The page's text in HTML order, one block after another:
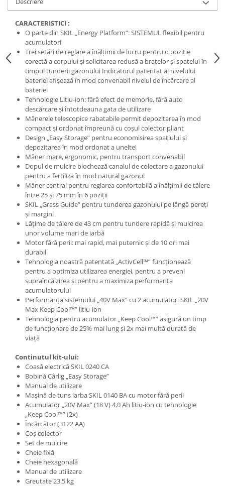
CARACTERISTICI :
O parte din SKIL „Energy Platform”: SISTEMUL flexibil pentru
acumulatori
Trei setări de reglare a înălţimii de lucru pentru o poziţie
corectă a corpului şi solicitarea redusă a braţelor şi spatelui în
timpul tunderii gazonului Indicatorul patentat al nivelului
bateriei afişează în mod convenabil nivelul de încărcare al
bateriei
Tehnologie Litiu-ion: fără efect de memorie, fără auto
descărcare şi întotdeauna gata de utilizare
Mânerele telescopice rabatabile permit depozitarea în mod
compact şi ordonat împreună cu coşul colector pliant
Design „Easy Storage” pentru economisirea spaţiului şi
depozitarea în mod ordonat a uneltei
Mâner mare, ergonomic, pentru transport convenabil
Dopul de mulcire blochează canalul de colectare a gazonului
pentru a fertiliza în mod natural gazonul
Mâner central pentru reglarea confortabilă a înălţimii de tăiere
între 25 şi 75 mm în 6 poziţii
SKIL „Grass Guide” pentru tunderea gazonului pe lângă pereţi
şi margini
Lăţime de tăiere de 43 cm pentru tundere rapidă şi mulcirea
unor volume mari de iarbă
Motor fără perii: mai rapid, mai puternic şi de 10 ori mai
durabil
Tehnologia noastră patentată „ActivCell™” funcţionează
pentru a optimiza utilizarea energiei, pentru a preveni
supraîncălzirea şi pentru a maximiza performanţa
acumulatorului
Performanţa sistemului „40V Max” cu 2 acumulatori SKIL „20V
Max Keep Cool™” litiu-ion
Tehnologia pentru acumulator „Keep Cool™” asigură un timp
de funcţionare de 25% mai lung şi 2x mai multă durată de
viaţă
Continutul kit-ului:
Coasă electrică SKIL 0240 CA
Bobină Cârlig „Easy Storage”
Manual de utilizare
Maşină de tuns iarba SKIL 0140 BA cu motor fără perii
Acumulator „20V Max” (18 V) 4,0 Ah litiu-ion cu tehnologie
„Keep Cool™” (2x)
Încărcător (3122 AA)
Coş colector
Set de mulcire
Cheie fixă
Cheie hexagonală
Manual de utilizare
Greutate 23.5 kg